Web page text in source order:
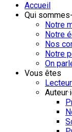
Accueil
Qui
Notre
Notre
Nos
Notre
On
Vous êtes